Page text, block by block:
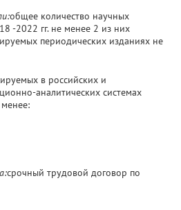
общее количество научных
-2022 гг. не менее 2 из них
периодических изданиях не
в российских и
аналитических системах
срочный трудовой договор по